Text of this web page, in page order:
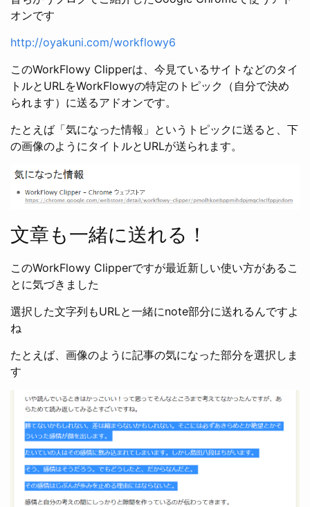
オンです
http://oyakuni.com/workflowy6
このWorkFlowy Clipperは、今見ているサイトなどのタイ
トルとURLをWorkFlowyの特定のトピック（自分で決め
られます）に送るアドオンです。
たとえば「気になった情報」というトピックに送ると、下
の画像のようにタイトルとURLが送られます。
文章も一緒に送れる！
このWorkFlowy Clipperですが最近新しい使い方があるこ
とに気づきました
選択した文字列もURLと一緒にnote部分に送れるんですよ
ね
たとえば、画像のように記事の気になった部分を選択しま
す